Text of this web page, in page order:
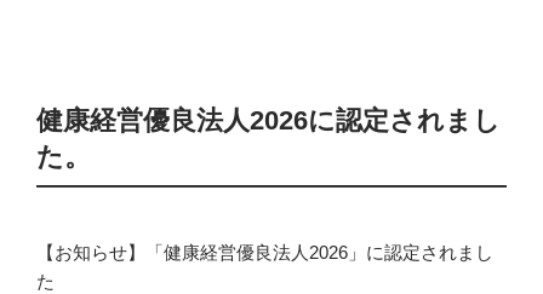
健康経営優良法人2026に認定されまし
た。
【お知らせ】「健康経営優良法人2026」に認定されまし
た